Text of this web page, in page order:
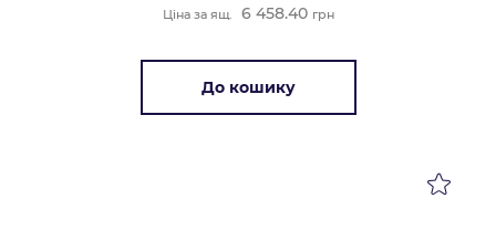
Ціна за ящ. 6 458.40 грн
До кошику